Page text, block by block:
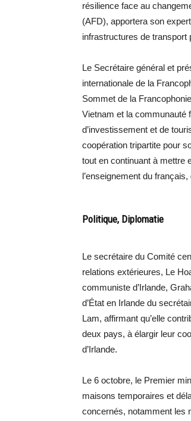
résilience face au
(AFD), apportera son
infrastructures de transport
Le Secrétaire général et
internationale de la
Sommet de la
Vietnam et la communauté
d’investissement et de
coopération tripartite pour
tout en continuant à mettre
l’enseignement du
Politique, Diplomatie
Le secrétaire du Comité
relations extérieures, Le
communiste d’Irlande,
d’État en Irlande du
Lam, affirmant qu’elle
deux pays, à élargir leur
d’Irlande.
Le 6 octobre, le Premier
maisons temporaires et
concernés, notamment les